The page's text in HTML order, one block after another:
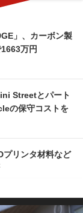
」、カーボン製
万円
Streetとパート
の保守コストを
プリンタ材料など